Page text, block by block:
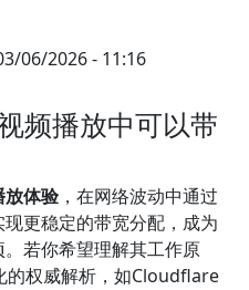
06/2026 - 11:16
频播放中可以带
放体验，在网络波动中通过
更稳定的带宽分配，成为
若你希望理解其工作原
的权威解析，如Cloudflare